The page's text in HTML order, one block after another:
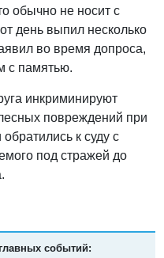
обычно не носит с
день выпил несколько
во время допроса,
с памятью.
инкриминируют
повреждений при
к суду с
под стражей до
событий: